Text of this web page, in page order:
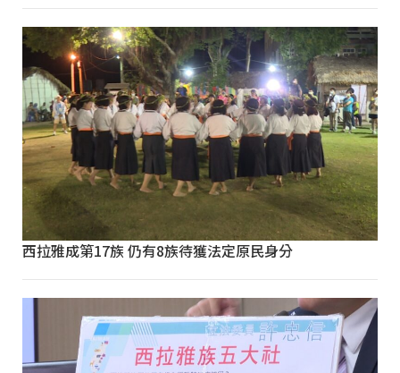
西拉雅成第17族 仍有8族待獲法定原民身分